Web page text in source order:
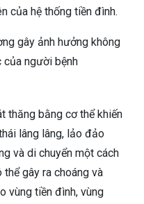
của hệ thống tiền đình.
gây ảnh hưởng không
của người bệnh
thăng bằng cơ thể khiến
lâng lâng, lảo đảo
và di chuyển một cách
gây ra choáng và
vùng tiền đình, vùng